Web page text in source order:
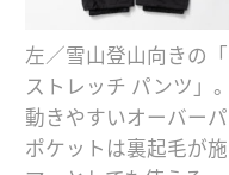
左／雪山登山向きの
ストレッチ パンツ」
動きやすいオーバー
ポケットは裏起毛が